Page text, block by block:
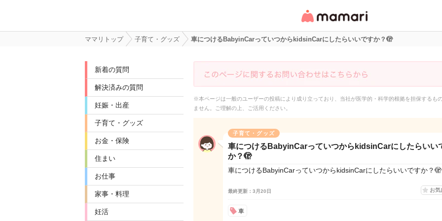
リ・情報サイト
ママリトップ 子育て・グッズ 車につけるBabyinCarっていつからkidsinCarにしたらいいですか？🫣
新着の質問
解決済みの質問
妊娠・出産
子育て・グッズ
お金・保険
住まい
お仕事
家事・料理
妊活
※本ページは一般のユーザーの投稿により成り立っており、当社が医学的・科学的根拠を担保するも
ません。ご理解の上、ご活用ください。
子育て・グッズ
車につけるBabyinCarっていつからkidsinCarにしたらいい
か？🫣
車につけるBabyinCarっていつからkidsinCarにしたらいいですか？🫣
最終更新：3月20日 お気
車